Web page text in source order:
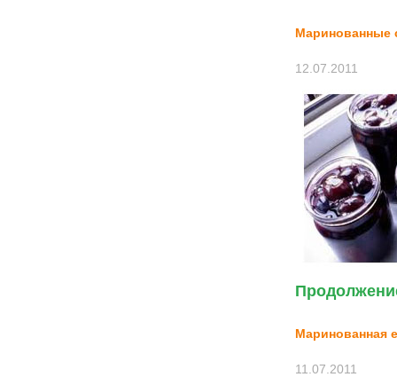
Маринованные
12.07.2011
Маринованная
11.07.2011